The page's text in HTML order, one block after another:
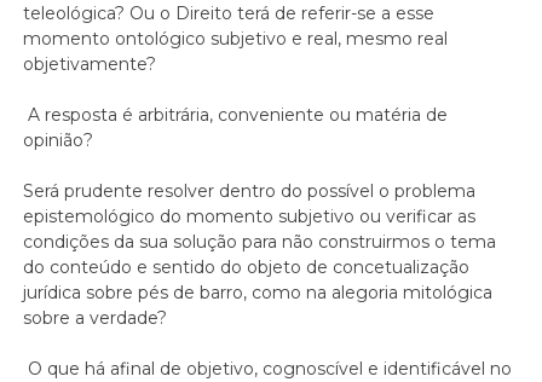
teleológica? Ou o Direito terá de referir-se a esse
momento ontológico subjetivo e real, mesmo real
objetivamente?
A resposta é arbitrária, conveniente ou matéria de
opinião?
Será prudente resolver dentro do possível o problema
epistemológico do momento subjetivo ou verificar as
condições da sua solução para não construirmos o tema
do conteúdo e sentido do objeto de concetualização
jurídica sobre pés de barro, como na alegoria mitológica
sobre a verdade?
O que há afinal de objetivo, cognoscível e identificável no